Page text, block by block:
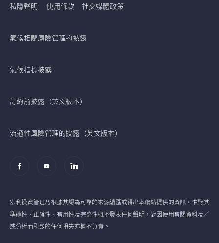
私隱聲明 使用條款 社交媒體政策
氣候相關風險管理的披露
氣候指標披露
訂約前披露（英文版本）
流通性風險管理的披露（英文版本）
宏利投資管理乃根據其認為可靠的來源編匯或得出本網站提供的資訊，惟對其
準確性、正確性、有用性及完整性概不發表任何聲明，對因使用有關資料及／
或分析而引致的任何損失亦概不負責。